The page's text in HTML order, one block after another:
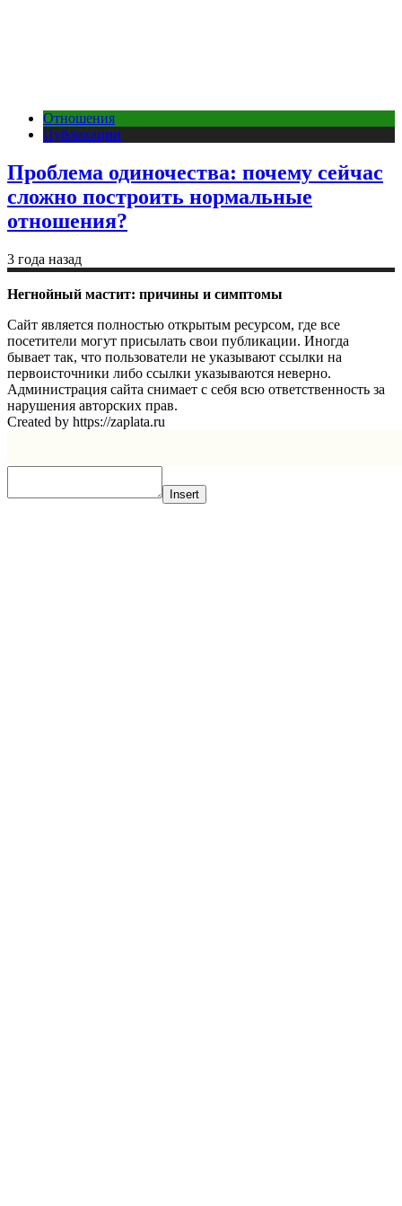
Отношения
Публикации
Проблема одиночества: почему сейчас
сложно построить нормальные
отношения?
3 года назад
Негнойный мастит: причины и симптомы
Сайт является полностью открытым ресурсом, где все
посетители могут присылать свои публикации. Иногда
бывает так, что пользователи не указывают ссылки на
первоисточники либо ссылки указываются неверно.
Администрация сайта снимает с себя всю ответственность за
нарушения авторских прав.
Created by https://zaplata.ru
Insert